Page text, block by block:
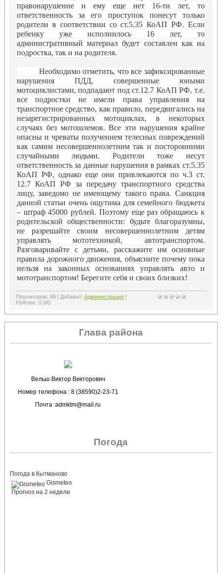
правонарушение и ему еще нет 16-ти лет, то
ответственность за его проступок понесут только
родители в соответствии со ст.5.35 КоАП РФ. Если
ребенку уже исполнилось 16 лет, то
административный материал будет составлен как на
подростка, так и на родителя.
Необходимо отметить, что все зафиксированные
нарушения ПДД, совершенные юными
мотоциклистами, подпадают под ст.12.7 КоАП РФ, т.е.
все подростки не имели права управления на
транспортное средство, как правило, передвигались на
незарегистрированных мотоциклах, в некоторых
случаях без мотошлемов. Все эти нарушения крайне
опасны и чреваты получением телесных повреждений
как самим несовершеннолетним так и посторонними
случайными людьми. Родители тоже несут
ответственность за данные нарушения в рамках ст.5.35
КоАП РФ, однако еще они привлекаются по ч.3 ст.
12.7 КоАП РФ за передачу транспортного средства
лицу, заведомо не имеющему такого права. Санкция
данной статьи очень ощутима для семейного бюджета
– штраф 45000 рублей. Поэтому еще раз обращаюсь к
родительской общественности: будьте благоразумны,
не разрешайте своим несовершеннолетним детям
управлять мототехникой, автотранспортом.
Разговаривайте с детьми, расскажите им основные
правила дорожного движения, объясните почему пока
нельзя на законных основаниях управлять авто и
мототранспортом! Берегите себя и своих близких!
Просмотров: 99| Добавил: Администрация |
Рейтинг: 0.0/0
Глава района
Вельш Виктор Викторович
Номер телефона : 8 (38590)2-23-71
Почта :admktm@mail.ru
Погода
Погода в Кытманово
Gismeteo
Прогноз на 2 недели